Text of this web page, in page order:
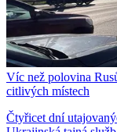
Víc než polovina
citlivých místech
Čtyřicet dní